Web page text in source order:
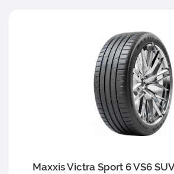
Maxxis Victra Sport 6 VS6